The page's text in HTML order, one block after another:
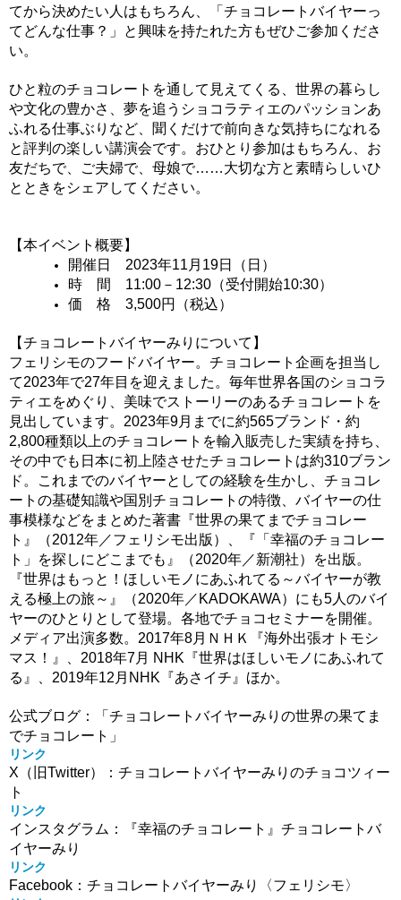
てから決めたい人はもちろん、「チョコレートバイヤーっ
てどんな仕事？」と興味を持たれた方もぜひご参加くださ
い。
ひと粒のチョコレートを通して見えてくる、世界の暮らし
や文化の豊かさ、夢を追うショコラティエのパッションあ
ふれる仕事ぶりなど、聞くだけで前向きな気持ちになれる
と評判の楽しい講演会です。おひとり参加はもちろん、お
友だちで、ご夫婦で、母娘で……大切な方と素晴らしいひ
とときをシェアしてください。
【本イベント概要】
開催日　2023年11月19日（日）
時　間　11:00－12:30（受付開始10:30）
価　格　3,500円（税込）
【チョコレートバイヤーみりについて】
フェリシモのフードバイヤー。チョコレート企画を担当し
て2023年で27年目 を迎えました。毎年世界各国のショコラ
ティエをめぐり、美味でストーリーのあるチョコレートを
見出しています。2023年9月までに約565ブランド・約
2,800種類以上のチョコレートを輸入販売した実績を持ち、
その中でも日本に初上陸させたチョコレートは約310ブラン
ド。これまでのバイヤーとしての経験を生かし、チョコレ
ートの基礎知識や国別チョコレートの特徴、バイヤーの仕
事模様などをまとめた著書『世界の果てまでチョコレー
ト』（2012年／フェリシモ出版）、『「幸福のチョコレー
ト」を探しにどこまでも』（2020年／新潮社）を出版。
『世界はもっと！ほしいモノにあふれてる～バイヤーが教
える極上の旅～』（2020年／KADOKAWA）にも5人のバイ
ヤーのひとりとして登場。各地でチョコセミナーを開催。
メディア出演多数。2017年8月ＮＨＫ『海外出張オトモシ
マス！』、2018年7月 NHK『世界はほしいモノにあふれて
る』、2019年12月NHK『あさイチ』ほか。
公式ブログ：「チョコレートバイヤーみりの世界の果てま
でチョコレート」
リンク
X（旧Twitter）：チョコレートバイヤーみりのチョコツィー
ト
リンク
インスタグラム：『幸福のチョコレート』チョコレートバ
イヤーみり
リンク
Facebook：チョコレートバイヤーみり〈フェリシモ〉